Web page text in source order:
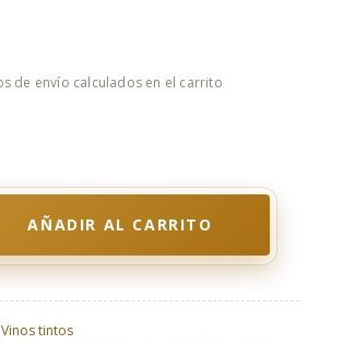
AÑADIR AL CARRITO
Vinos tintos